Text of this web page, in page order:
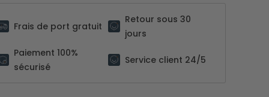
Frais de port gratuit
Retour sous 30
jours
Paiement 100%
sécurisé
Service client 24/5